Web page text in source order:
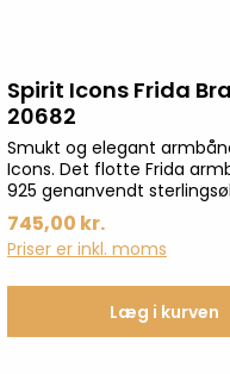
Spirit Icons Frida
20682
Smukt og elegant
Icons. Det flotte Frida
925 genanvendt
med 18 kt. guld.Armbåndet
cm.
745,00 kr.
Priser er inkl. moms
Læg i kurven